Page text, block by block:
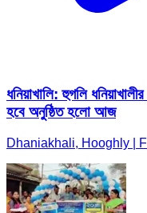
ধনিয়াখালি: হুগলি
হবে অনুষ্ঠিত হলো আজ
Dhaniakhali, Hooghly |